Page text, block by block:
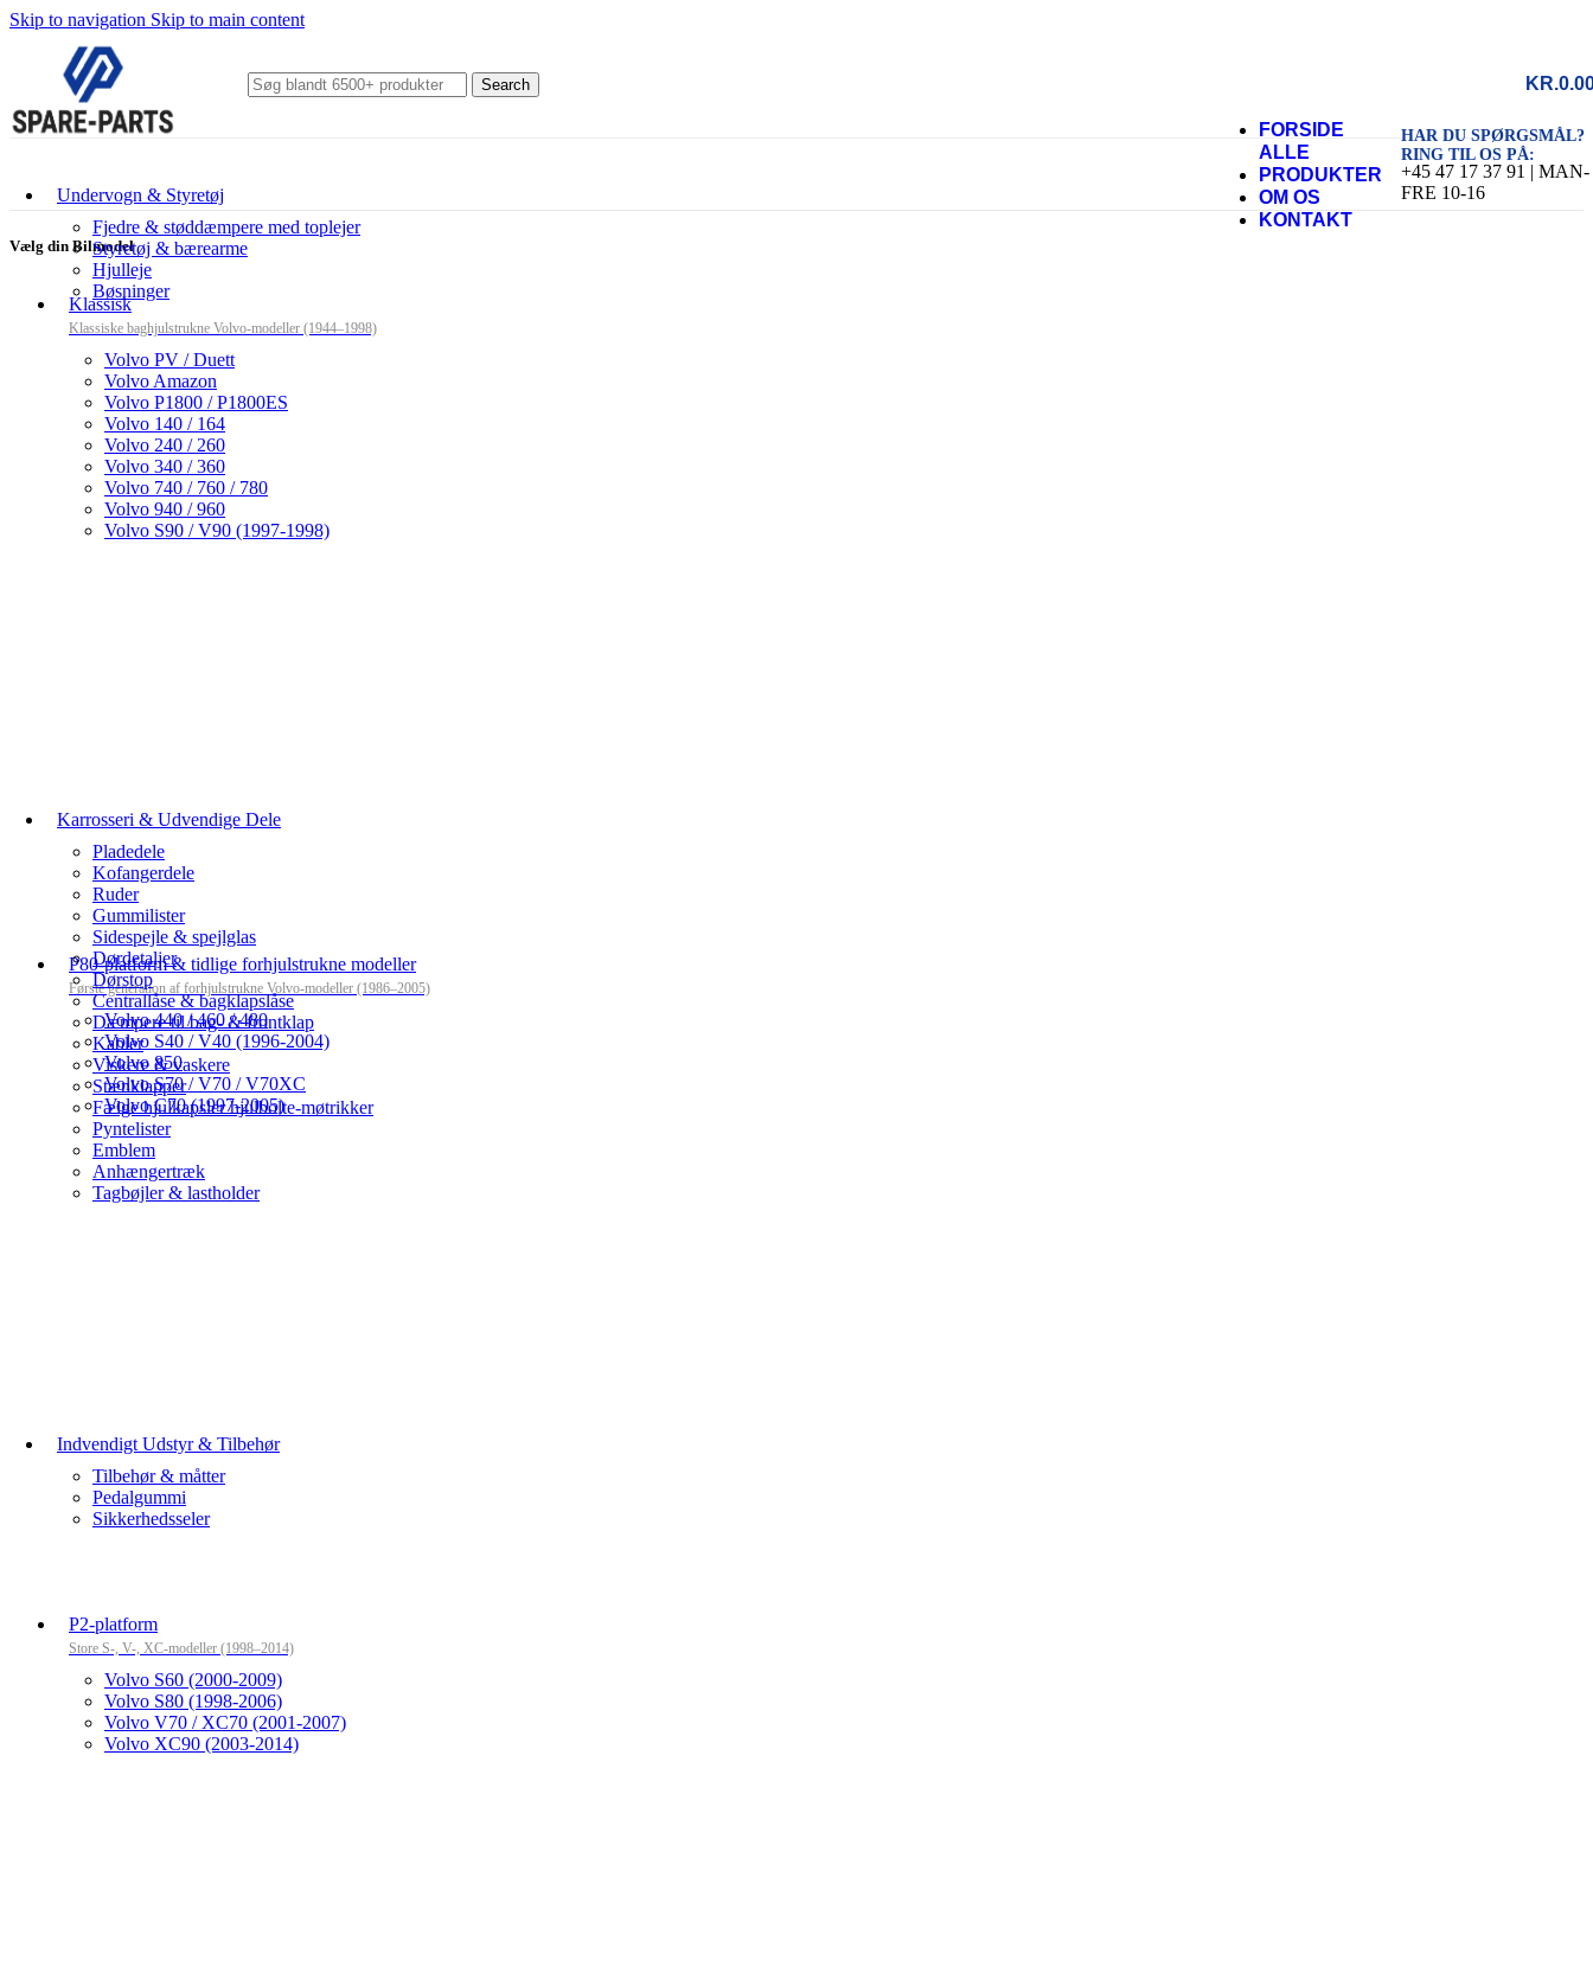
Skip to navigation Skip to main content
Search KR.
Undervogn & Styretøj
Fjedre & støddæmpere med toplejer
Styretøj & bærearme
Hjulleje
Bøsninger
Karrosseri & Udvendige Dele
Pladedele
Kofangerdele
Ruder
Gummilister
Sidespejle & spejlglas
Dørdetaljer
Dørstop
Centrallåse & bagklapslåse
Dæmpere til bag- & frontklap
Kabler
Viskere & vaskere
Stænklapper
Fælge hjulkapsler hjulbolte-møtrikker
Pyntelister
Emblem
Anhængertræk
Tagbøjler & lastholder
Indvendigt Udstyr & Tilbehør
Tilbehør & måtter
Pedalgummi
Sikkerhedsseler
FORSIDE
ALLE
PRODUKTER
OM OS
KONTAKT
HAR DU SPØRGSMÅL?
RING TIL OS PÅ:
+45 47 17 37 91 | MAN-
FRE 10-16
Vælg din Bilmodel
Klassisk
Klassiske baghjulstrukne Volvo-modeller (1944–1998)
Volvo PV / Duett
Volvo Amazon
Volvo P1800 / P1800ES
Volvo 140 / 164
Volvo 240 / 260
Volvo 340 / 360
Volvo 740 / 760 / 780
Volvo 940 / 960
Volvo S90 / V90 (1997-1998)
P80-platform & tidlige forhjulstrukne modeller
Første generation af forhjulstrukne Volvo-modeller (1986–2005)
Volvo 440 / 460 / 480
Volvo S40 / V40 (1996-2004)
Volvo 850
Volvo S70 / V70 / V70XC
Volvo C70 (1997-2005)
P2-platform
Store S-, V-, XC-modeller (1998–2014)
Volvo S60 (2000-2009)
Volvo S80 (1998-2006)
Volvo V70 / XC70 (2001-2007)
Volvo XC90 (2003-2014)